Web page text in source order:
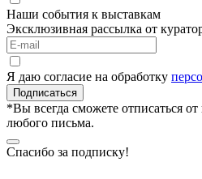
Наши события к выставкам
Эксклюзивная рассылка от
Я даю согласие на обработку
Подписаться
*Вы всегда сможете отписаться
любого письма.
Спасибо за подписку!